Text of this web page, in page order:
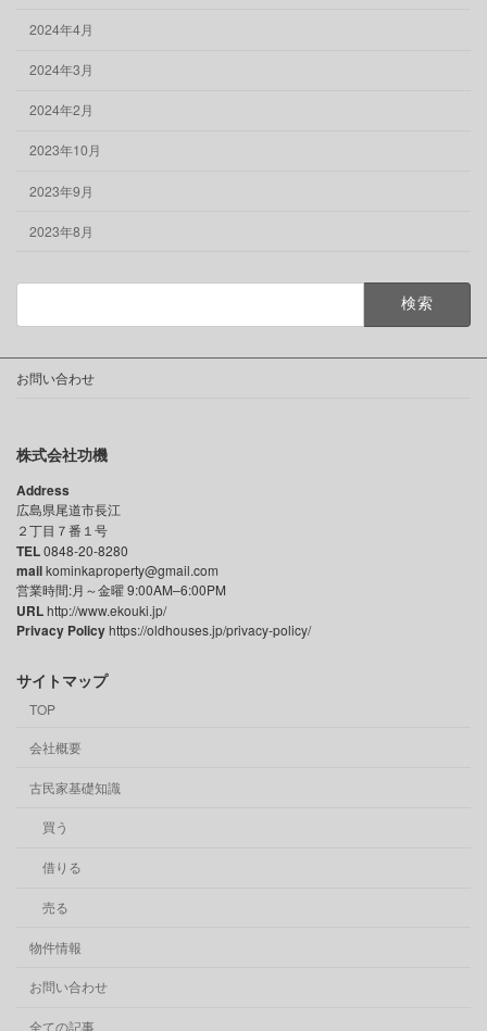
2024年4月
2024年3月
2024年2月
2023年10月
2023年9月
2023年8月
お問い合わせ
株式会社功機
Address
広島県尾道市長江
２丁目７番１号
TEL0848-20-8280
mailkominkaproperty@gmail.com
営業時間:月～金曜 9:00AM–6:00PM
URLhttp://www.ekouki.jp/
Privacy Policyhttps://oldhouses.jp/privacy-policy/
サイトマップ
TOP
会社概要
古民家基礎知識
買う
借りる
売る
物件情報
お問い合わせ
全ての記事